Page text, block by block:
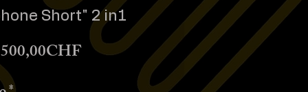
Short" 2 in1
Prezzo